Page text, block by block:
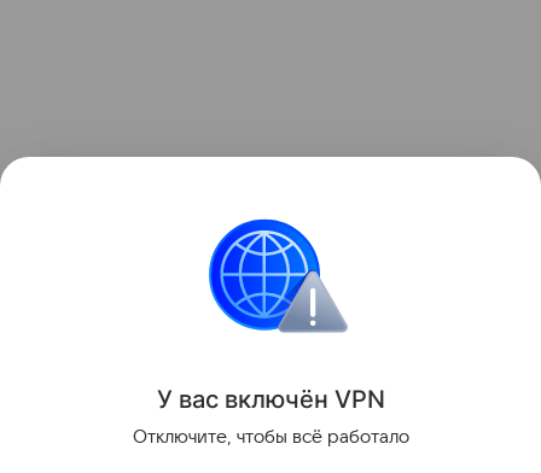
У вас включён VPN
Отключите, чтобы всё работало